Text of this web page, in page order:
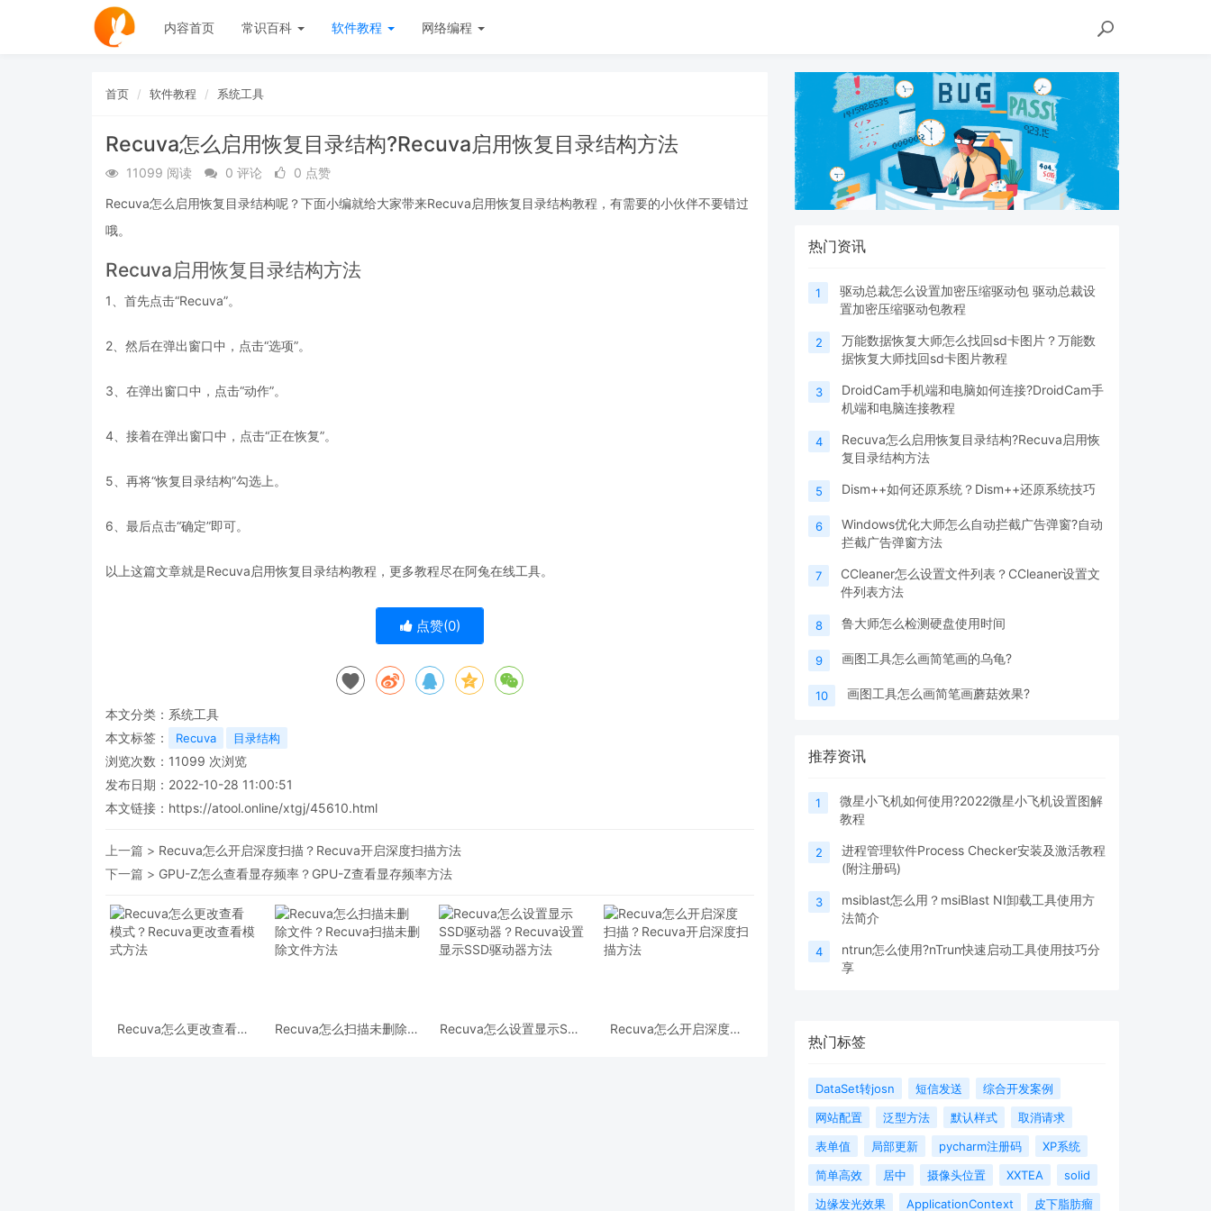
内容首页 常识百科 软件教程 网络编程
首页 软件教程 系统工具
Recuva怎么启用恢复目录结构?Recuva启用恢复目录结构方法
11099 阅读 0 评论
0 点赞
Recuva怎么启用恢复目录结构呢？下面小编就给大家带来Recuva启用恢复目录结构教程，有需要的小伙伴不要错过
哦。
Recuva启用恢复目录结构方法
1、首先点击“Recuva”。
2、然后在弹出窗口中，点击“选项”。
3、在弹出窗口中，点击“动作”。
4、接着在弹出窗口中，点击“正在恢复”。
5、再将“恢复目录结构”勾选上。
6、最后点击“确定”即可。
以上这篇文章就是Recuva启用恢复目录结构教程，更多教程尽在阿兔在线工具。
点赞(0)
本文分类： 系统工具
本文标签：
Recuva 目录结构
浏览次数： 11099 次浏览
发布日期：2022-10-28 11:00:51
本文链接： https://atool.online/xtgj/45610.html
上一篇 > Recuva怎么开启深度扫描？Recuva开启深度扫描方法
下一篇 > GPU-Z怎么查看显存频率？GPU-Z查看显存频率方法
Recuva怎么更改查看模
Recuva怎么扫描未删除文
Recuva怎么设置显示SSD
Recuva怎么开启深度扫
热门资讯
1
驱动总裁怎么设置加密压缩驱动包 驱动总裁设
置加密压缩驱动包教程
2
万能数据恢复大师怎么找回sd卡图片？万能数
据恢复大师找回sd卡图片教程
3
DroidCam手机端和电脑如何连接?DroidCam手
机端和电脑连接教程
4
Recuva怎么启用恢复目录结构?Recuva启用恢
复目录结构方法
5 Dism++如何还原系统？Dism++还原系统技巧
6
Windows优化大师怎么自动拦截广告弹窗?自动
拦截广告弹窗方法
7
CCleaner怎么设置文件列表？CCleaner设置文
件列表方法
8 鲁大师怎么检测硬盘使用时间
9 画图工具怎么画简笔画的乌龟?
10 画图工具怎么画简笔画蘑菇效果?
推荐资讯
1
微星小飞机如何使用?2022微星小飞机设置图解
教程
2
进程管理软件Process Checker安装及激活教程
(附注册码)
3
msiblast怎么用？msiBlast NI卸载工具使用方
法简介
4
ntrun怎么使用?nTrun快速启动工具使用技巧分
享
热门标签
DataSet转josn 短信发送
综合开发案例
网站配置
泛型方法 默认样式
取消请求
表单值
局部更新 pycharm注册码
XP系统
简单高效
居中 摄像头位置 XXTEA
solid
边缘发光效果
ApplicationContext 皮下脂肪瘤